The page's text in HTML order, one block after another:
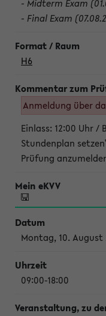
- Midterm Exam
- Final Exam
H6
Anmeldung über
Einlass: 12:00 Uhr /
Stundenplan
Prüfung
Montag, 10. August
09:00-18:00